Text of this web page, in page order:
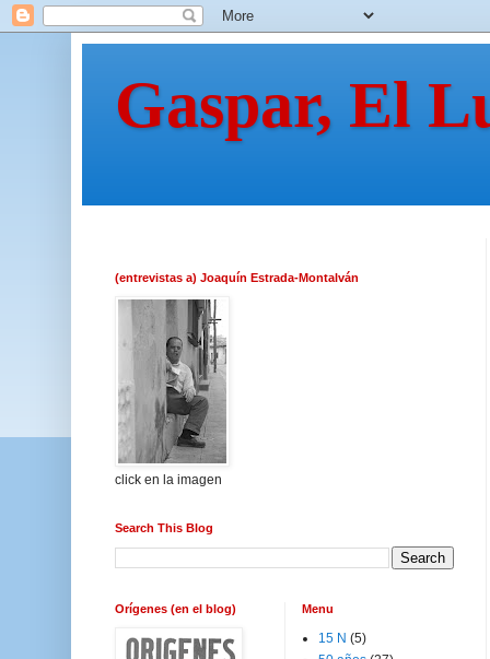
Gaspar, El
(entrevistas a) Joaquín Estrada-Montalván
click en la imagen
Search This Blog
Orígenes (en el blog) Menu
15 N (5)